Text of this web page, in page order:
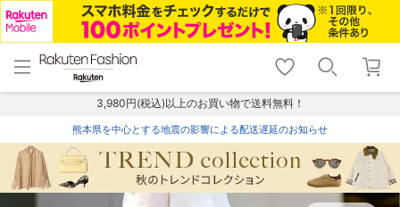
menu home
トップ
shopping_cart lock_outline
ログイン
3,980円(税込)以上のお買い物で送料無料！
熊本県を中心とする地震の影響による配送遅延のお知らせ